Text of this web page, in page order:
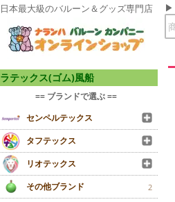
日本最大級のバルーン＆グッズ専門店
ラテックス(ゴム)風船
== ブランドで選ぶ ==
センペルテックス
タフテックス
リオテックス
その他ブランド
2